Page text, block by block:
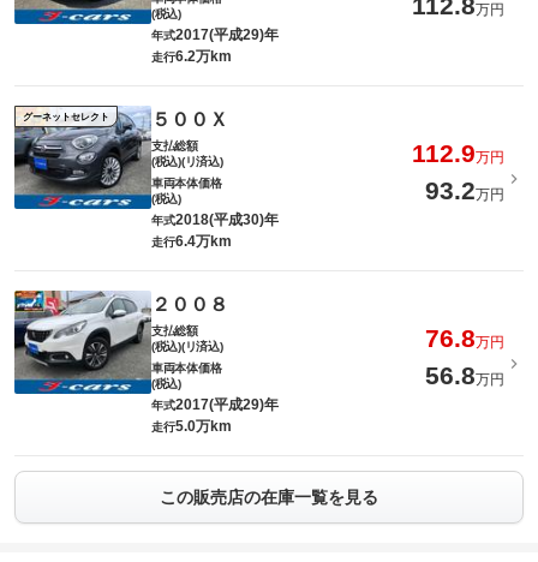
(税込)
万円
年式2017(平成29)年
走行6.2万km
グーネットセレクト ５００Ｘ
支払総額
(税込)(リ済込)
112.9万円
車両本体価格
(税込)
93.2万円
年式2018(平成30)年
走行6.4万km
２００８
支払総額
(税込)(リ済込)
76.8万円
車両本体価格
(税込)
56.8万円
年式2017(平成29)年
走行5.0万km
この販売店の在庫一覧を見る